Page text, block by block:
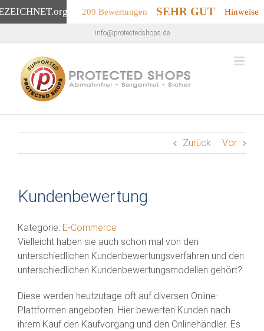
.org 209 Bewertungen SEHR GUT Hinweise
Inhalt
springen
info@protectedshops.de
Zurück Vor
Kundenbewertung
Kategorie: E-Commerce
Vielleicht haben sie auch schon mal von den
unterschiedlichen Kundenbewertungsverfahren und den
unterschiedlichen Kundenbewertungsmodellen gehört?
Diese werden heutzutage oft auf diversen Online-
Plattformen angeboten. Hier bewerten Kunden nach
ihrem Kauf den Kaufvorgang und den Onlinehändler. Es